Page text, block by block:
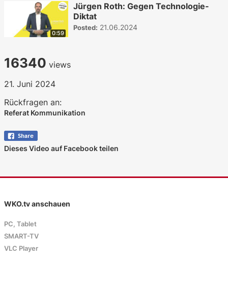
0:59
Jürgen Roth: Gegen Technologie-
Diktat
Posted: 21.06.2024
16340 views
21. Juni 2024
Rückfragen an:
Referat Kommunikation
Dieses Video auf Facebook teilen
WKO.tv anschauen
PC, Tablet
SMART-TV
VLC Player